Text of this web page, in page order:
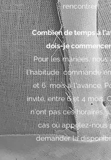
rencontrer!
Combien de temps à
dois-je
Pour les mariées, nous
l'habitude commande
et 6 mois à l'avance.
invité, entre 6 et 4 mois.
n'ont pas ces horaires,
cas où appelez-nous
demander la